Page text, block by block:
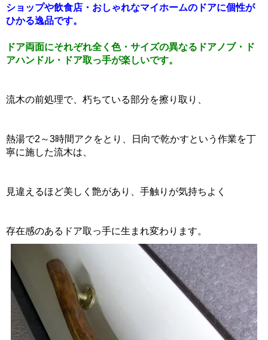
ショップや飲食店・おしゃれなマイホームのドアに個性が
ひかる逸品です。
ドア両面にそれぞれ全く色・サイズの異なるドアノブ・ド
アハンドル・ドア取っ手が楽しいです。
流木の前処理で、朽ちている部分を擦り取り、
熱湯で2～3時間アクをとり、日向で乾かすという作業を丁
寧に施した流木は、
見違えるほど美しく艶があり、手触りが気持ちよく
存在感のあるドア取っ手に生まれ変わります。